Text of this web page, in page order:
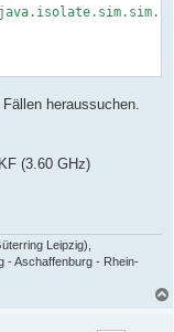
heraussuchen.
(3.60 GHz)
Leipzig),
- Aschaffenburg - Rhein-